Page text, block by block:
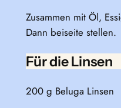
Zusammen mit Öl,
Dann beiseite stellen.
Für die Linsen
200 g Beluga Linsen